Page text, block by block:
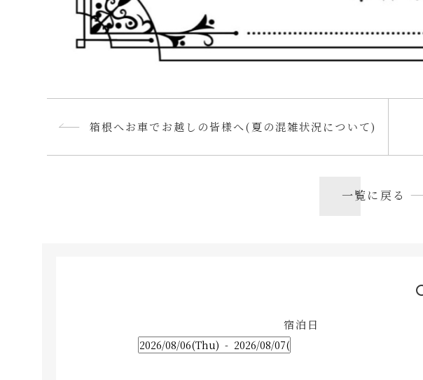
箱根へお車でお越しの皆様へ(夏の混雑状況について)
一覧に戻る
宿泊日